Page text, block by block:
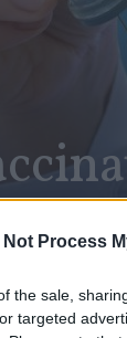
Not Process
the sale,
targeted